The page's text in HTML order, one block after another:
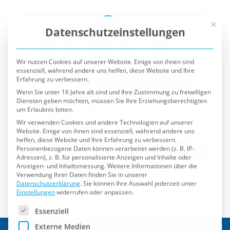
Datenschutzeinstellungen
essenziell, während andere uns helfen, diese Website und Ihre
Erfahrung zu verbessern.
Wenn Sie unter 16 Jahre alt sind und Ihre Zustimmung zu freiwilligen
Diensten geben möchten, müssen Sie Ihre Erziehungsberechtigten
um Erlaubnis bitten.
Wir verwenden Cookies und andere Technologien auf unserer
Website. Einige von ihnen sind essenziell, während andere uns
helfen, diese Website und Ihre Erfahrung zu verbessern.
Personenbezogene Daten können verarbeitet werden (z. B. IP-
Adressen), z. B. für personalisierte Anzeigen und Inhalte oder
Anzeigen- und Inhaltsmessung.Weitere Informationen über die
Verwendung Ihrer Daten finden Sie in unserer
Datenschutzerklärung. Sie können Ihre Auswahl jederzeit unter
Einstellungenwiderrufen oder anpassen.